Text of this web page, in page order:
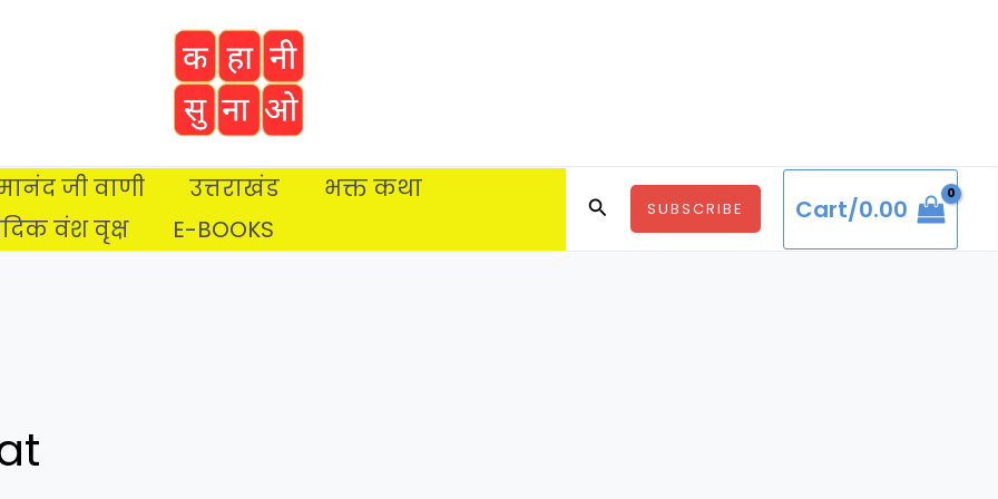
जी वाणी उत्तराखंड
भक्त कथा
वंश वृक्ष E-BOOKS
SearchSUBSCRIBE Cart/0.00